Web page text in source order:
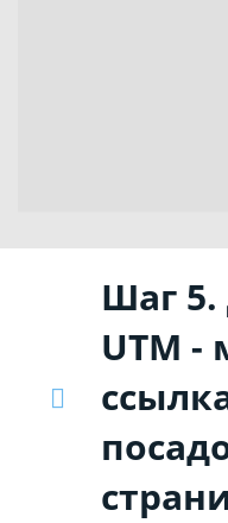
Шаг
UTM -